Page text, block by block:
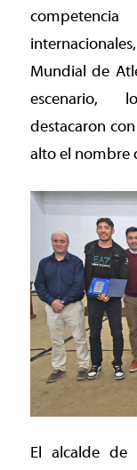
Mundial de
escenario,
destacaron
alto el nombre
El alcalde de